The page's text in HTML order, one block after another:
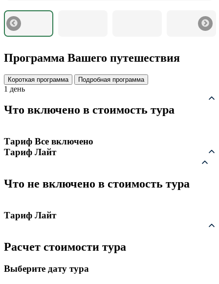
Программа Вашего путешествия
Короткая программа Подробная программа
1 день
Что включено в стоимость тура
Тариф Все включено
Тариф Лайт
Что не включено в стоимость тура
Тариф Лайт
Расчет стоимости тура
Выберите дату тура